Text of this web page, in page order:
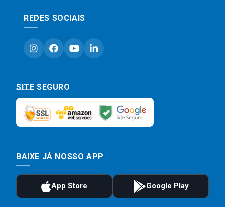
REDES SOCIAIS
SITE SEGURO
BAIXE JÁ NOSSO APP